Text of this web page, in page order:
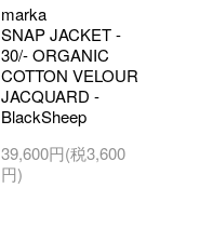
marka
SNAP JACKET -
30/- ORGANIC
COTTON VELOUR
JACQUARD -
BlackSheep
39,600円(税3,600
円)